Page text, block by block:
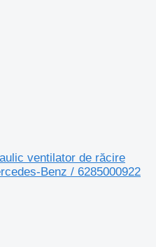
ventilator de răcire
Benz / 6285000922